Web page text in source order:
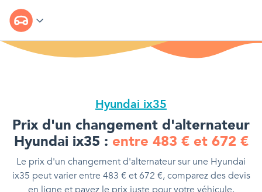
Hyundai ix35
Prix d'un changement d'alternateur
Hyundai ix35 : entre 483 €et 672 €
Le prix d'un changement d'alternateursur une Hyundai
ix35 peut varier entre 483 € et672 €, comparez des devis